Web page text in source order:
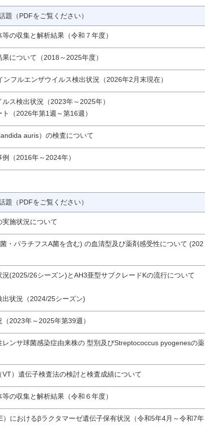
題（PDFをご覧ください）
の収集と解析結果（令和７年度）
について（2018～2025年度）
フルエンザウイルス検出状況（2026年2月末現在）
ス検出状況（2023年～2025年）
（2026年第1週～第16週）
auris）の検査について
（2016年～2024年）
題（PDFをご覧ください）
施状況について
・パラチフスA菌を含む) の血清型及び薬剤感受性について (202
(2025/26シーズン)とAH3亜型サブクレードKの流行について
状況（2024/25シーズン)
2023年～2025年第39週）
ンサ球菌感染症由来株の 型別及びStreptococcus pyogenesの薬
）遺伝子検査法の検討と検査成績について
の収集と解析結果（令和６年度）
におけるβラクタマーゼ遺伝子保有状況（令和5年4月～令和7年